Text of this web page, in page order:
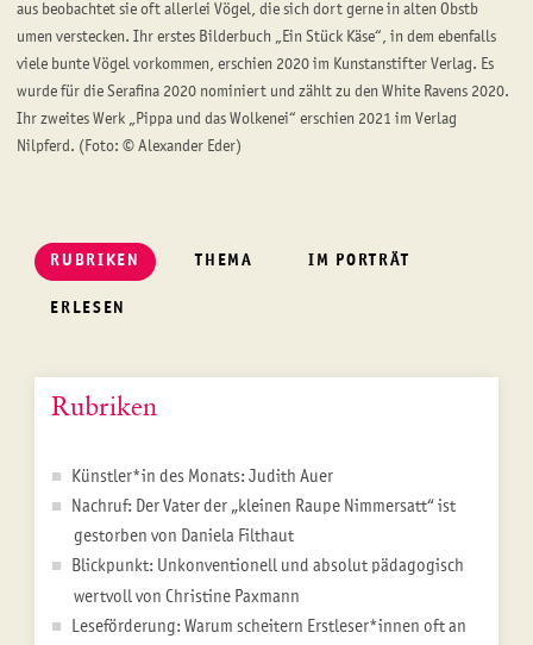
aus beobachtet sie oft allerlei Vögel, die sich dort gerne in alten Obstb
umen verstecken. Ihr erstes Bilderbuch „Ein Stück Käse“, in dem ebenfalls
viele bunte Vögel vorkommen, erschien 2020 im Kunstanstifter Verlag. Es
wurde für die Serafina 2020 nominiert und zählt zu den White Ravens 2020.
Ihr zweites Werk „Pippa und das Wolkenei“ erschien 2021 im Verlag
Nilpferd. (Foto: © Alexander Eder)
RUBRIKEN THEMA IM PORTRÄT
ERLESEN
Rubriken
Künstler*in des Monats: Judith Auer
Nachruf: Der Vater der „kleinen Raupe Nimmersatt“ ist
gestorben von Daniela Filthaut
Blickpunkt: Unkonventionell und absolut pädagogisch
wertvoll von Christine Paxmann
Leseförderung: Warum scheitern Erstleser*innen oft an